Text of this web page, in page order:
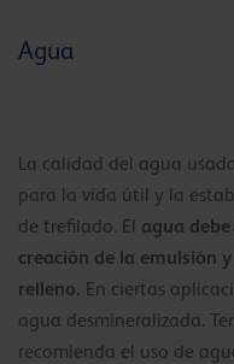
Agua
La calidad del agua
para la vida útil y la
de trefilado. El agua
creación de la emulsión
relleno. En ciertas
agua desmineralizada.
recomienda el uso de